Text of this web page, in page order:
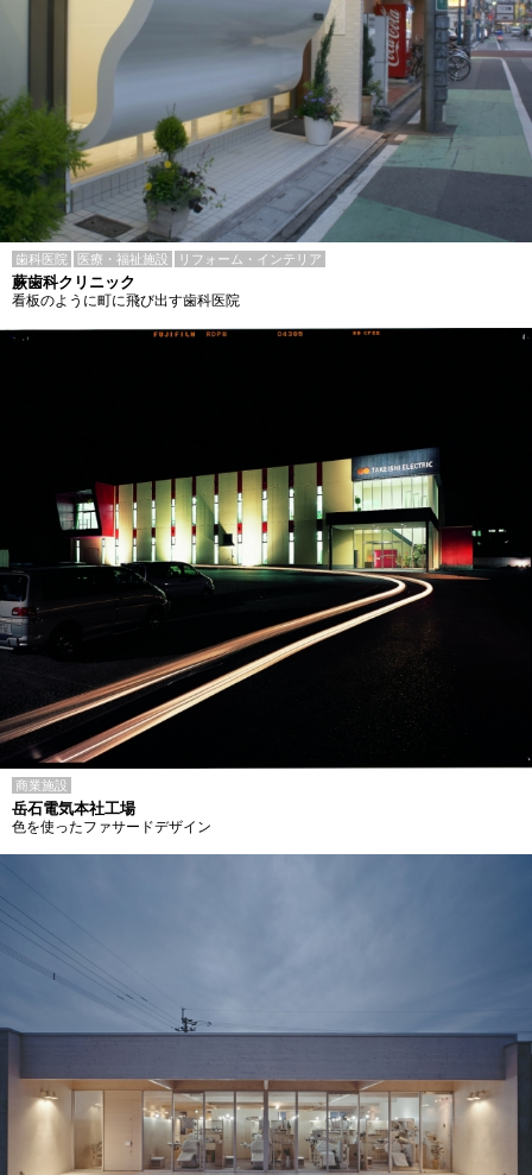
歯科医院 医療・福祉施設 リフォーム・インテリア
蕨歯科クリニック
看板のように町に飛び出す歯科医院
商業施設
岳石電気本社工場
色を使ったファサードデザイン